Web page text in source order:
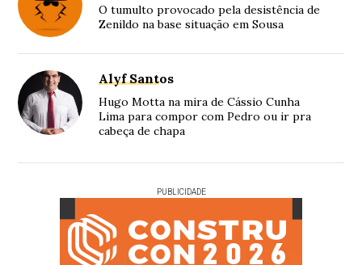
O tumulto provocado pela desistência de
Zenildo na base situação em Sousa
Alyf Santos
Hugo Motta na mira de Cássio Cunha
Lima para compor com Pedro ou ir pra
cabeça de chapa
PUBLICIDADE